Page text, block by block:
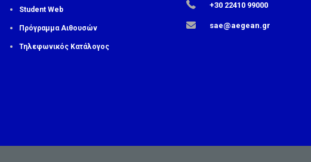
Student Web
Πρόγραμμα Αιθουσών
Τηλεφωνικός Κατάλογος
+30 22410 99000
sae@aegean.gr